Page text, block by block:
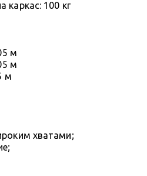
каркас: 100 кг
м
м
м
хватами;